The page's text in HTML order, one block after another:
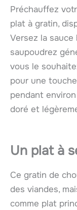
Préchauffez
plat à gratin,
Versez la sauce
saupoudrez
vous le
pour une
pendant
doré et
Un plat à
Ce gratin de
des viandes,
comme plat